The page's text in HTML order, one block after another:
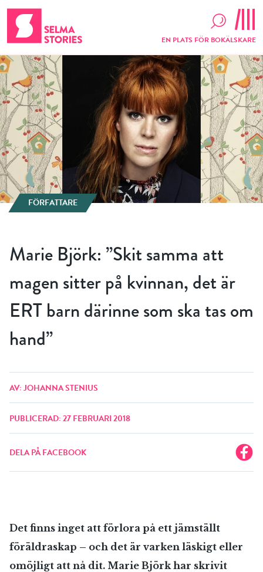
EN PLATS FÖR BOKÄLSKARE
FÖRFATTARE
Marie Björk: ”Skit samma att
magen sitter på kvinnan, det är
ERT barn därinne som ska tas om
hand”
AV: JOHANNA STENIUS
PUBLICERAD: 27 FEBRUARI 2018
DELA PÅ FACEBOOK
Det finns inget att förlora på ett jämställt
föräldraskap­ – och det är varken läskigt eller
omöjligt att nå dit. Marie Björk har skrivit